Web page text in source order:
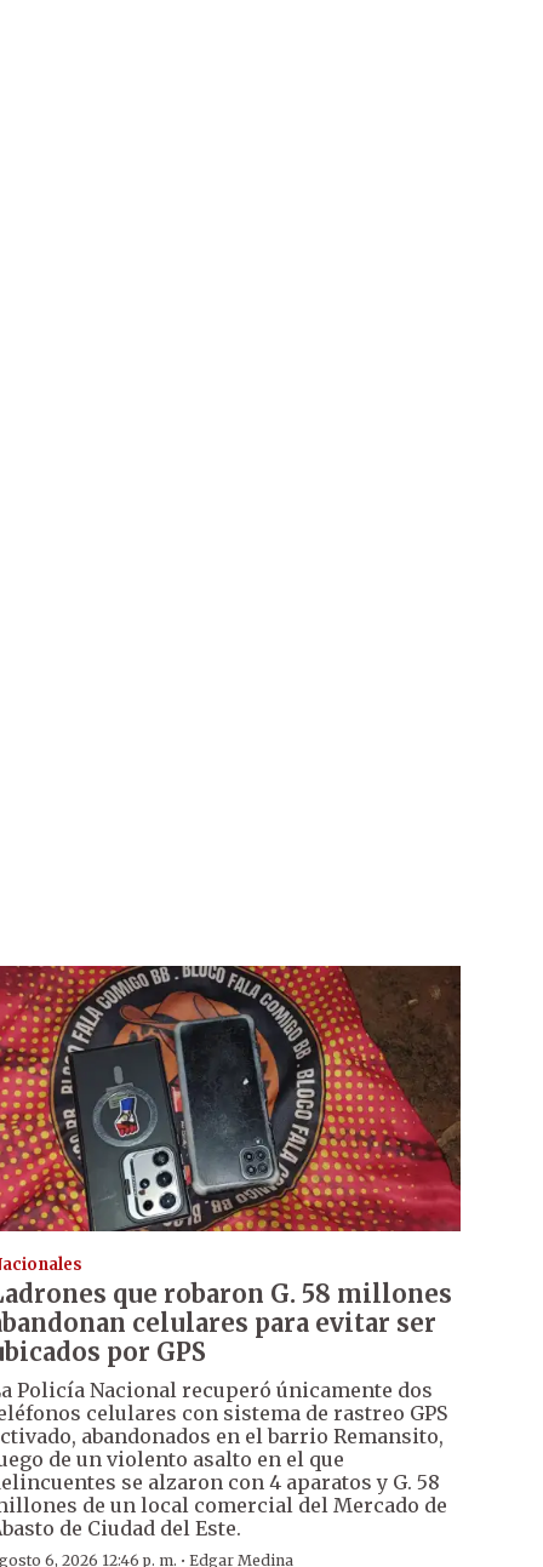
que robaron G. 58 millones
celulares para evitar ser
por GPS
Policía Nacional recuperó únicamente dos
celulares con sistema de rastreo GPS
abandonados en el barrio Remansito,
de un violento asalto en el que
se alzaron con 4 aparatos y G. 58
de un local comercial del Mercado de
de Ciudad del Este.
6, 2026 12:46 p. m. Edgar Medina